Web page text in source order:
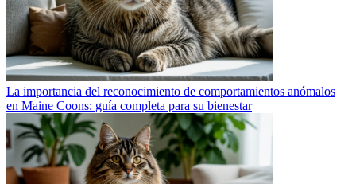
La importancia del reconocimiento de comportamientos anómalos
en Maine Coons: guía completa para su bienestar